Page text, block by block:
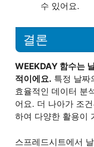
수 있어요.
결론
WEEKDAY 함수는
적이에요. 특정 날짜
효율적인 데이터 분
어요. 더 나아가 조
하여 다양한 활용이
스프레드시트에서